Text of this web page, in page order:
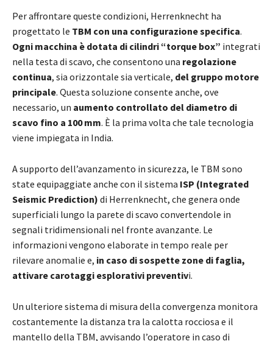
Per affrontare queste condizioni, Herrenknecht ha
progettato le TBM con una configurazione specifica.
Ogni macchina è dotata di cilindri “torque box” integrati
nella testa di scavo, che consentono una regolazione
continua, sia orizzontale sia verticale, del gruppo motore
principale. Questa soluzione consente anche, ove
necessario, un aumento controllato del diametro di
scavo fino a 100 mm. È la prima volta che tale tecnologia
viene impiegata in India.
A supporto dell’avanzamento in sicurezza, le TBM sono
state equipaggiate anche con il sistema ISP (Integrated
Seismic Prediction) di Herrenknecht, che genera onde
superficiali lungo la parete di scavo convertendole in
segnali tridimensionali nel fronte avanzante. Le
informazioni vengono elaborate in tempo reale per
rilevare anomalie e, in caso di sospette zone di faglia,
attivare carotaggi esplorativi preventivi.
Un ulteriore sistema di misura della convergenza monitora
costantemente la distanza tra la calotta rocciosa e il
mantello della TBM, avvisando l’operatore in caso di